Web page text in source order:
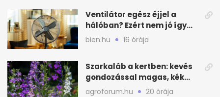
Ventilátor egész éjjel a
hálóban? Ezért nem jó így
aludni nyáron
bien.hu 16 órája
Szarkaláb a kertben: kevés
gondozással magas, kék
virágfalat ad
agroforum.hu 20 órája